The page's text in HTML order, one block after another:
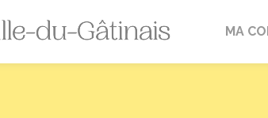
Fréville-du-
MA